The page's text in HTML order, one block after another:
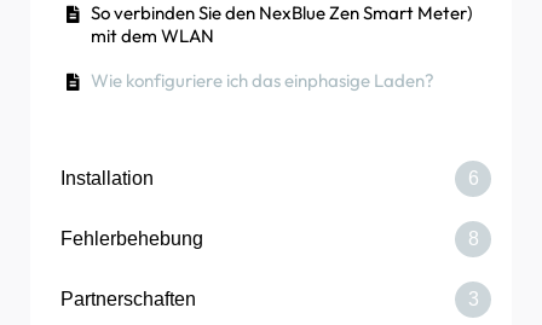
So verbinden Sie den NexBlue Zen Smart Meter)
mit dem WLAN
Wie konfiguriere ich das einphasige Laden?
Installation 6
So nehmen Sie eine Point in Betrieb
Fehlerbehebung 8
Partnerschaften 3